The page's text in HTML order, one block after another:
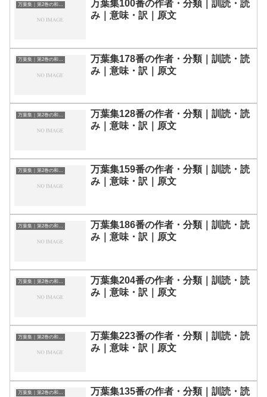
万葉集｜第2巻の和歌一覧
万葉集100番の作者・分類｜訓読・読
み｜意味・訳｜原文
万葉集｜第2巻の和歌一覧
万葉集178番の作者・分類｜訓読・読
み｜意味・訳｜原文
万葉集｜第2巻の和歌一覧
万葉集128番の作者・分類｜訓読・読
み｜意味・訳｜原文
万葉集｜第2巻の和歌一覧
万葉集159番の作者・分類｜訓読・読
み｜意味・訳｜原文
万葉集｜第2巻の和歌一覧
万葉集186番の作者・分類｜訓読・読
み｜意味・訳｜原文
万葉集｜第2巻の和歌一覧
万葉集204番の作者・分類｜訓読・読
み｜意味・訳｜原文
万葉集｜第2巻の和歌一覧
万葉集223番の作者・分類｜訓読・読
み｜意味・訳｜原文
万葉集135番の作者・分類｜訓読・読